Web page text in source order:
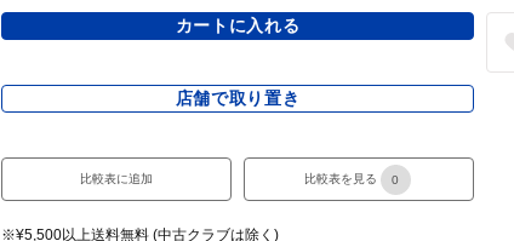
カートに入れる
店舗で取り置き
比較表に追加 比較表を見る 0
※¥5,500以上送料無料 (中古クラブは除く)